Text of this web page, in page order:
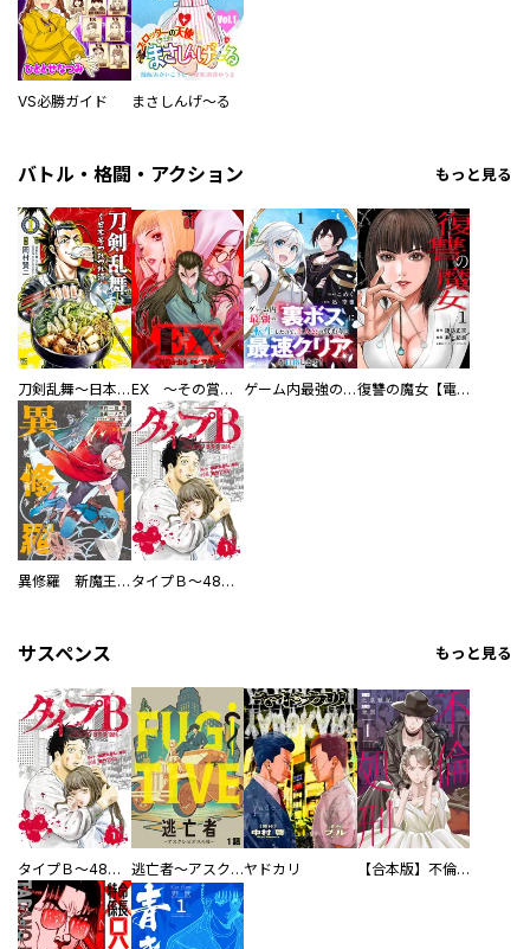
VS必勝ガイド まさしんげ～る
バトル・格闘・アクション もっと見る
刀剣乱舞～日本号つれづれ酒～ EX ～その賞金稼ぎは、世界の出口を探す～【単行本版】 ゲーム内最強の『裏ボス』に転生したので、主人公の代わりに最速クリアを目指します！【電子単行本版】 復讐の魔女【電子単行本版】
異修羅 新魔王戦争 タイプＢ～48時間後、致死率100％～【単話】
サスペンス もっと見る
タイプＢ～48時間後、致死率100％～【単話】 逃亡者～アスクレピオスの杖～ヤドカリ 【合本版】不倫処刑